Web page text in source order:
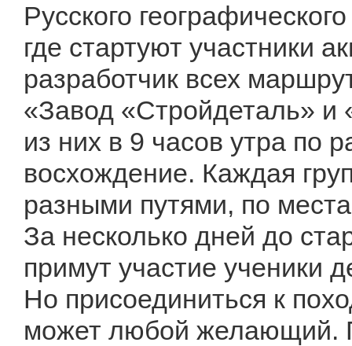
Русского
где стартуют участники
разработчик всех
«Завод «Стройдеталь»
из них в 9 часов утра по
восхождение. Каждая
разными путями, по
За несколько дней до
примут участие ученики
Но присоединиться к
может любой желающий.